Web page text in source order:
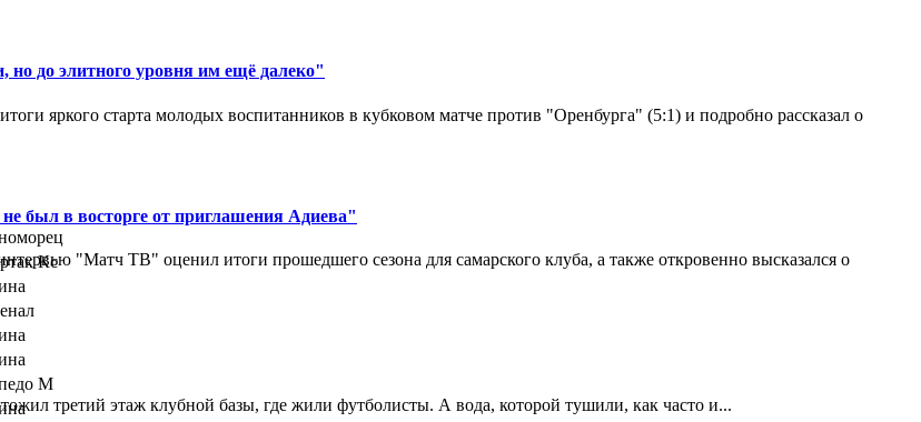
до элитного уровня им ещё далеко"
яркого старта молодых воспитанников в кубковом матче против "Оренбурга" (5:1) и подробно рассказал о
был в восторге от приглашения Адиева"
"Матч ТВ" оценил итоги прошедшего сезона для самарского клуба, а также откровенно высказался о
третий этаж клубной базы, где жили футболисты. А вода, которой тушили, как часто и...
Кс
М